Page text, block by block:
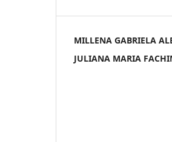
MILLENA GABRIELA
JULIANA MARIA